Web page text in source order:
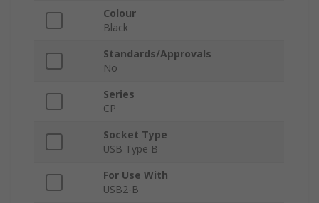
Colour
Black
Standards/Approvals
No
Series
CP
Socket Type
USB Type B
For Use With
USB2-B